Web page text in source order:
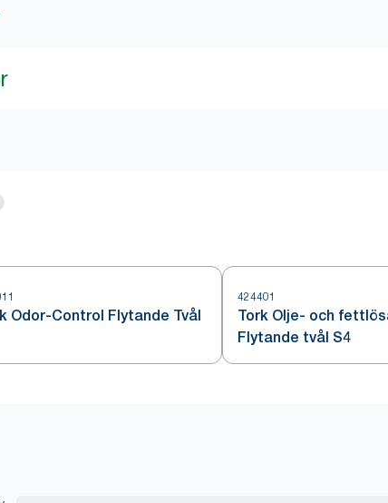
Odor-Control Flytande Tvål
424401
Tork Olje- och
Flytande tvål S4